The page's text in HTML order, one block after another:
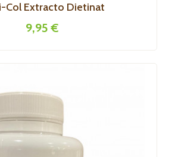
Col Extracto Dietinat
9,95 €